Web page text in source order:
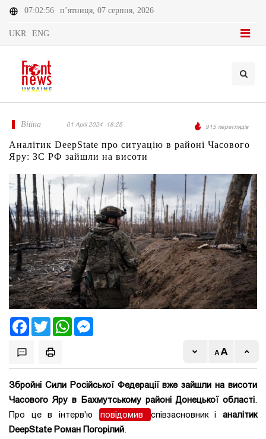
07:02:56 п’ятниця, 07 серпня, 2026
UKR ENG
Війна 01 April 2024 -18:25 915 переглядів
Аналітик DeepState про ситуацію в районі Часового
Яру: ЗС РФ зайшли на висоти
FacebookTwitter WhatsApp
Збройні Сили Російської Федерації вже зайшли на висоти
Часового Яру в Бахмутському районі Донецької області.
Про це в інтерв'ю
повідомив співзасновник іаналітик
DeepState Роман Погорілий.